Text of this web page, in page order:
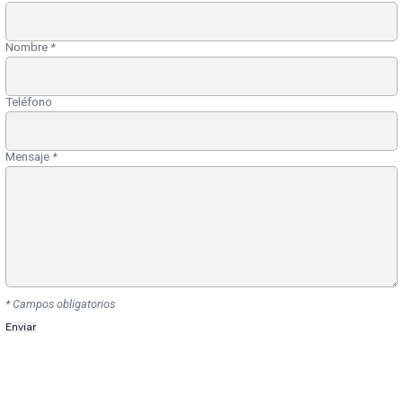
Nombre *
Teléfono
Mensaje *
* Campos obligatorios